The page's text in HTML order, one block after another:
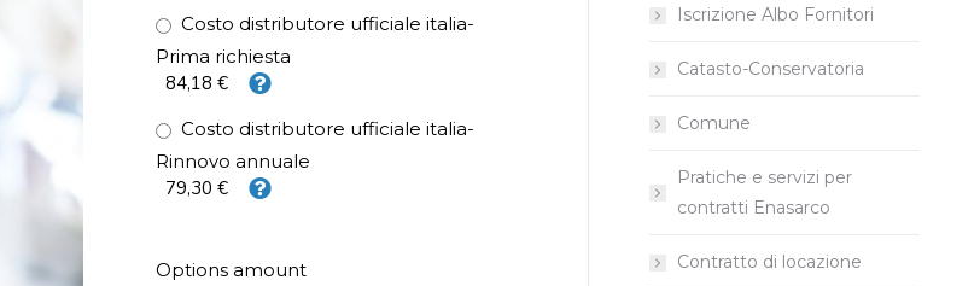
Costo distributore ufficiale italia-
Prima richiesta
84,18 €
Costo distributore ufficiale italia-
Rinnovo annuale
79,30 €
Options amount
Iscrizione Albo Fornitori
Catasto-Conservatoria
Comune
Pratiche e servizi per
contratti Enasarco
Contratto di locazione